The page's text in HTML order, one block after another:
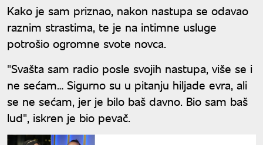
Kako je sam priznao, nakon nastupa se odavao
raznim strastima, te je na intimne usluge
potrošio ogromne svote novca.
"Svašta sam radio posle svojih nastupa, više se i
ne sećam… Sigurno su u pitanju hiljade evra, ali
se ne sećam, jer je bilo baš davno. Bio sam baš
lud", iskren je bio pevač.